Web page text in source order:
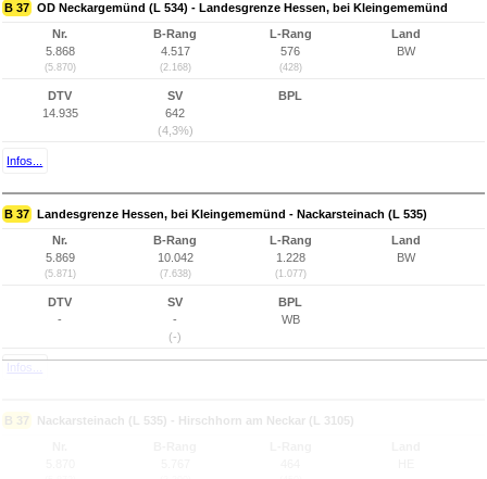
B 37 OD Neckargemünd (L 534) - Landesgrenze Hessen, bei Kleingememünd
Nr.
5.868
(5.870)
B-Rang
4.517
(2.168)
L-Rang
576
(428)
Land
BW
DTV
14.935
SV
642
(4,3%)
BPL
Infos...
B 37 Landesgrenze Hessen, bei Kleingememünd - Nackarsteinach (L 535)
Nr.
5.869
(5.871)
B-Rang
10.042
(7.638)
L-Rang
1.228
(1.077)
Land
BW
DTV
-
SV
-
(-)
BPL
WB
Infos...
B 37 Nackarsteinach (L 535) - Hirschhorn am Neckar (L 3105)